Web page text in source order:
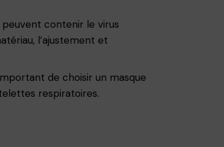
contenir le virus
l’ajustement et
de choisir un masque
respiratoires.